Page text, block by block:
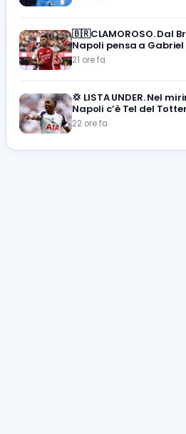
🇧🇷CLAMOROSO. Dal
Napoli pensa a Gabriel
21 ore fa
💢 LISTA UNDER. Nel
Napoli c’è Tel del
22 ore fa